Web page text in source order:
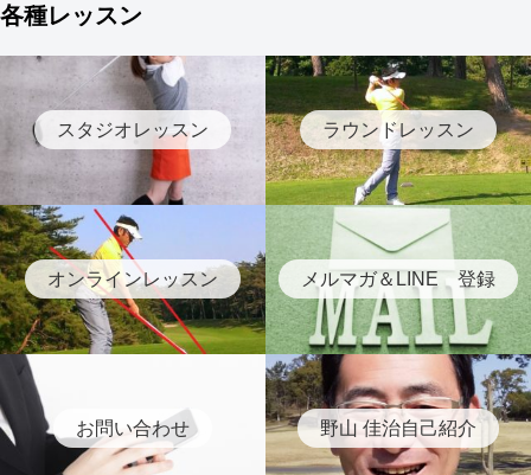
各種レッスン
スタジオレッスン ラウンドレッスン
オンラインレッスン メルマガ＆LINE 登録
お問い合わせ 野山 佳治自己紹介